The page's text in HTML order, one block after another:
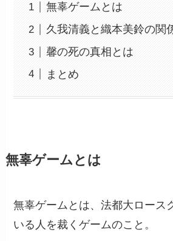
無辜ゲームとは
久我清義と織本美鈴の関
馨の死の真相とは
まとめ
無辜ゲームとは
無辜ゲームとは、法都大ロース
いる人を裁くゲームのこと。